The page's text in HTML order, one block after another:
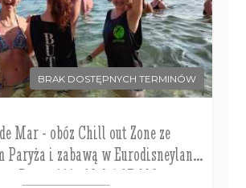
BRAK DOSTĘPNYCH TERMINÓW
Mar - obóz Chill out Zone ze
Paryża i zabawą w Eurodisneyland
Resort*** , 12 dni 13-19 lat